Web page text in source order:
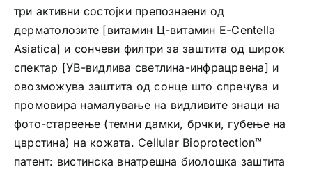
три активни состојки препознаени од
дерматолозите [витамин Ц-витамин Е-Centella
Asiatica] и сончеви филтри за заштита од широк
спектар [УВ-видлива светлина-инфрацрвена] и
овозможува заштита од сонце што спречува и
промовира намалување на видливите знаци на
фото-стареење (темни дамки, брчки, губење на
цврстина) на кожата. Cellular Bioprotection™
патент: вистинска внатрешна биолошка заштита